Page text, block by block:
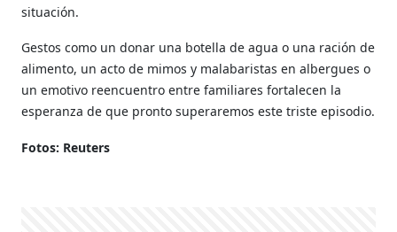
situación.
Gestos como un donar una botella de agua o una ración de
alimento, un acto de mimos y malabaristas en albergues o
un emotivo reencuentro entre familiares fortalecen la
esperanza de que pronto superaremos este triste episodio.
Fotos: Reuters